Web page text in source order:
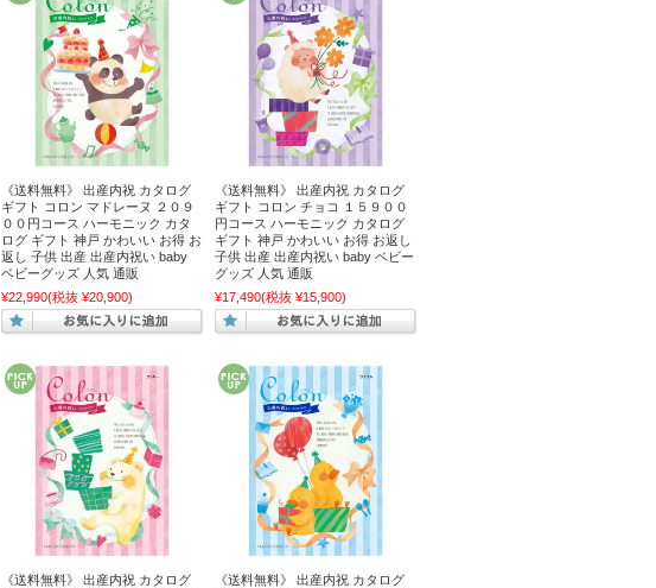
《送料無料》 出産内祝 カタログ
ギフト コロン マドレーヌ ２０９
００円コース ハーモニック カタ
ログ ギフト 神戸 かわいい お得 お
返し 子供 出産 出産内祝い baby
ベビーグッズ 人気 通販
¥22,990(税抜 ¥20,900)
《送料無料》 出産内祝 カタログ
ギフト コロン チョコ １５９００
円コース ハーモニック カタログ
ギフト 神戸 かわいい お得 お返し
子供 出産 出産内祝い baby ベビー
グッズ 人気 通販
¥17,490(税抜 ¥15,900)
《送料無料》 出産内祝 カタログ
《送料無料》 出産内祝 カタログ